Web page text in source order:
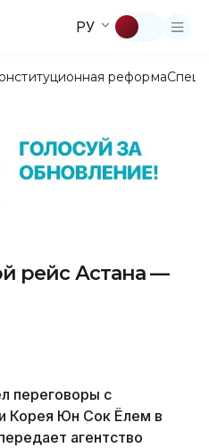
РУ
реформа
рейс Астана —
переговоры с
Корея Юн Сок Ёлем в
агентство